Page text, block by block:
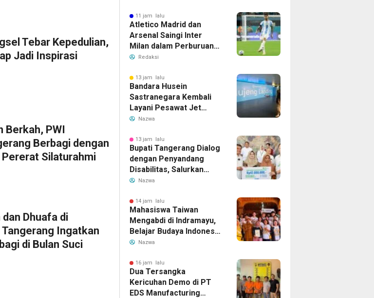
Tebar Kepedulian,
Jadi Inspirasi
Berkah, PWI
Berbagi dengan
Silaturahmi
Dhuafa di
Ingatkan
di Bulan Suci
11 jam lalu
Atletico Madrid dan
Arsenal Saingi Inter
Milan dalam Perburuan
Cristian Romero,
Memanas
Redaksi
13 jam lalu
Bandara Husein
Sastranegara Kembali
Layani Pesawat Jet
Mulai 14 Agustus 2026,
Rute Bandung-Denpasar
Nazwa
13 jam lalu
Bupati Tangerang Dialog
dengan Penyandang
Disabilitas, Salurkan
Bantuan dan Tampung
Nazwa
14 jam lalu
Mahasiswa Taiwan
Mengabdi di Indramayu,
Belajar Budaya Indonesia
dan Edukasi Pekerja
Nazwa
16 jam lalu
Dua Tersangka
Kericuhan Demo di PT
EDS Manufacturing